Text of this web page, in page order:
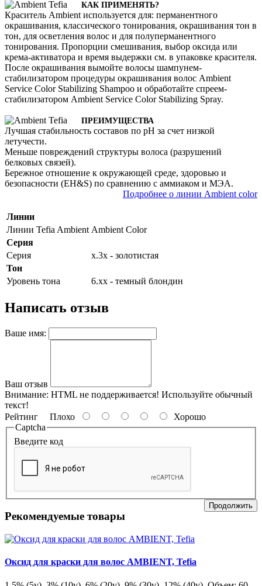
КАК ПРИМЕНЯТЬ?
Краситель Ambient используется для: перманентного
окрашивания, классического тонирования, окрашивания тон в
тон, для осветления волос и для полуперманентного
тонирования. Пропорции смешивания, выбор оксида или
крема-активатора и время выдержки см. в упаковке красителя.
После окрашивания вымойте волосы шампунем-
стабилизатором процедуры окрашивания волос Ambient
Service Color Stabilizing Shampoo и обработайте спреем-
стабилизатором Ambient Service Color Stabilizing Spray.
ПРЕИМУЩЕСТВА
Лучшая стабильность составов по pH за счет низкой
летучести.
Меньше повреждений структуры волоса (разрушений
белковых связей).
Бережное отношение к окружающей среде, здоровью и
безопасности (EH&S) по сравнению с аммиаком и МЭА.
Подробнее о линии Ambient color
Линии
Линии Tefia Ambient Ambient Color
Серия
Серия
х.3х - золотистая
Тон
Уровень тона
6.хх - темный блондин
Написать отзыв
Ваше имя:
Ваш отзыв
Внимание: HTML не поддерживается! Используйте обычный
текст!
Рейтинг Плохо
Хорошо
Captcha
Введите код
Продолжить
Рекомендуемые товары
Оксид для краски для волос AMBIENT, Tefia